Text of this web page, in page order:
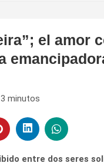
el amor
3 minutos
entre dos seres